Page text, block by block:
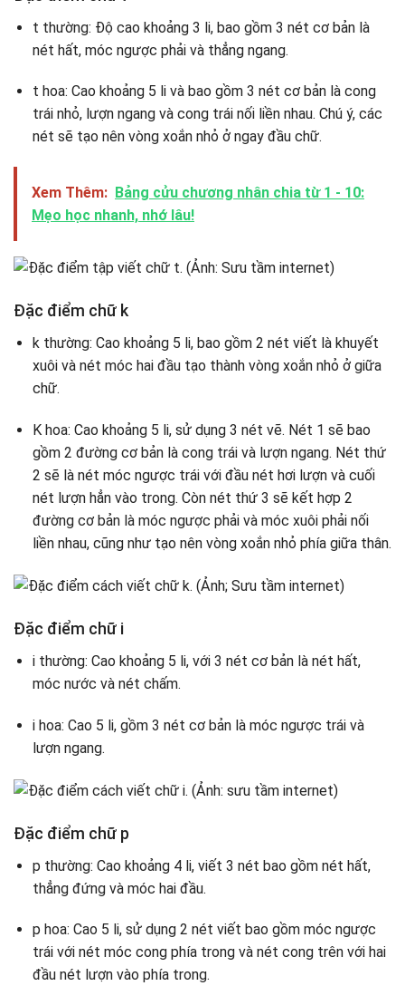
t thường: Độ cao khoảng 3 li, bao gồm 3 nét cơ bản là
nét hất, móc ngược phải và thẳng ngang.
t hoa: Cao khoảng 5 li và bao gồm 3 nét cơ bản là cong
trái nhỏ, lượn ngang và cong trái nối liền nhau. Chú ý, các
nét sẽ tạo nên vòng xoắn nhỏ ở ngay đầu chữ.
Xem Thêm: Bảng cửu chương nhân chia từ 1 - 10:
Mẹo học nhanh, nhớ lâu!
Đặc điểm chữ k
k thường: Cao khoảng 5 li, bao gồm 2 nét viết là khuyết
xuôi và nét móc hai đầu tạo thành vòng xoắn nhỏ ở giữa
chữ.
K hoa: Cao khoảng 5 li, sử dụng 3 nét vẽ. Nét 1 sẽ bao
gồm 2 đường cơ bản là cong trái và lượn ngang. Nét thứ
2 sẽ là nét móc ngược trái với đầu nét hơi lượn và cuối
nét lượn hẳn vào trong. Còn nét thứ 3 sẽ kết hợp 2
đường cơ bản là móc ngược phải và móc xuôi phải nối
liền nhau, cũng như tạo nên vòng xoắn nhỏ phía giữa thân.
Đặc điểm chữ i
i thường: Cao khoảng 5 li, với 3 nét cơ bản là nét hất,
móc nước và nét chấm.
i hoa: Cao 5 li, gồm 3 nét cơ bản là móc ngược trái và
lượn ngang.
Đặc điểm chữ p
p thường: Cao khoảng 4 li, viết 3 nét bao gồm nét hất,
thẳng đứng và móc hai đầu.
p hoa: Cao 5 li, sử dụng 2 nét viết bao gồm móc ngược
trái với nét móc cong phía trong và nét cong trên với hai
đầu nét lượn vào phía trong.